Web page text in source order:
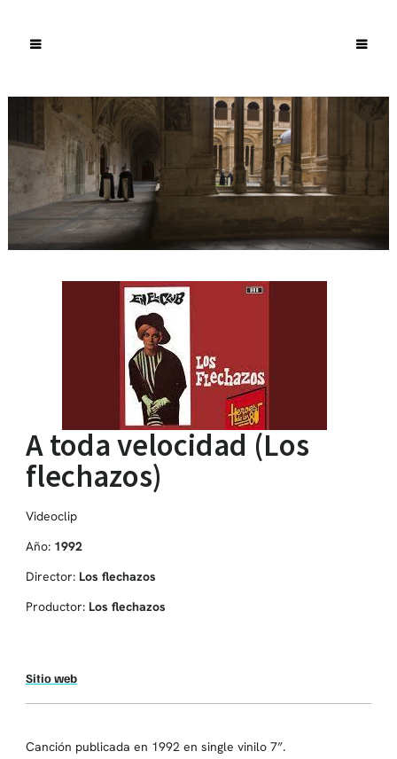
A toda velocidad (Los
flechazos)
Videoclip
Año: 1992
Director: Los flechazos
Productor: Los flechazos
Sitio web
Canción publicada en 1992 en single vinilo 7”.